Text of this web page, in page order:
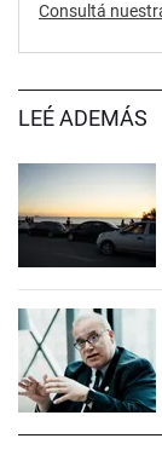
Consultá
LEÉ ADEMÁS